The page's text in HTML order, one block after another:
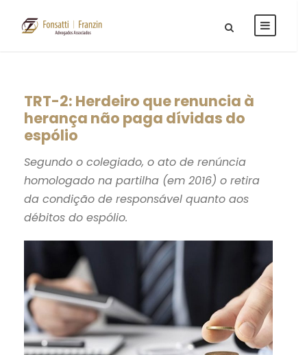
TRT-2: Herdeiro que renuncia à
herança não paga dívidas do
espólio
Segundo o colegiado, o ato de renúncia
homologado na partilha (em 2016) o retira
da condição de responsável quanto aos
débitos do espólio.